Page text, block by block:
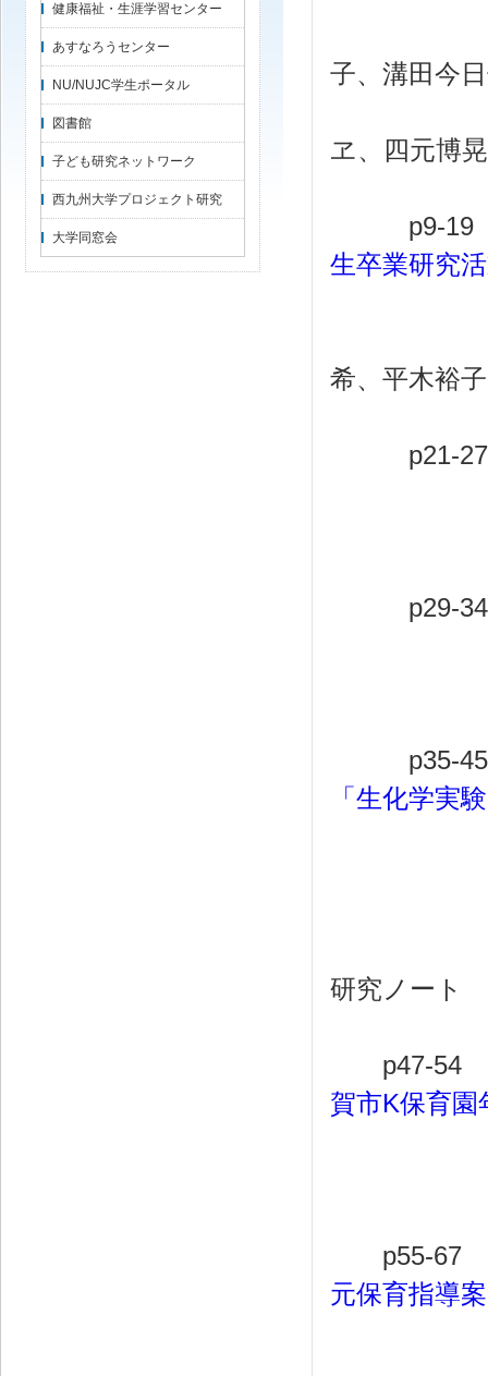
健康福祉・生涯学習センター
あすなろうセンター
NU/NUJC学生ポータル
図書館
子ども研究ネットワーク
西九州大学プロジェクト研究
大学同窓会
子、溝田今
ヱ、四元博
p9-
生卒業研究
希、平木裕
p21-
p29-
p35-
「生化学実
研究ノート
p47-54
賀市K保育
p55-67
元保育指導